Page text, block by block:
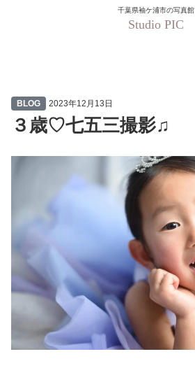
千葉県袖ケ浦市の写真館
Studio PIC
BLOG 2023年12月13日
３歳♡七五三撮影♫